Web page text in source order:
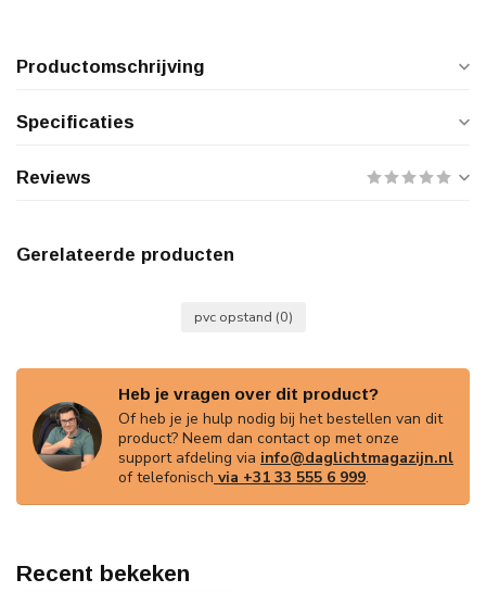
Productomschrijving
Specificaties
Reviews
Gerelateerde producten
pvc opstand (0)
Heb je vragen over dit product?
Of heb je je hulp nodig bij het bestellen van dit
product? Neem dan contact op met onze
support afdeling via info@daglichtmagazijn.nl
of telefonisch via +31 33 555 6 999.
Recent bekeken